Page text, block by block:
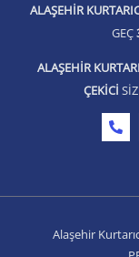
ALAŞEHIR
GEÇ
ALAŞEHIR
ÇEKICI
Alaşehir